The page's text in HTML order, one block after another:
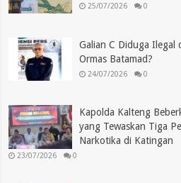
25/07/2026 0
Galian C Diduga Ilegal
Ormas Batamad?
24/07/2026 0
Kapolda Kalteng
yang Tewaskan Tiga
Narkotika di Katingan
23/07/2026 0